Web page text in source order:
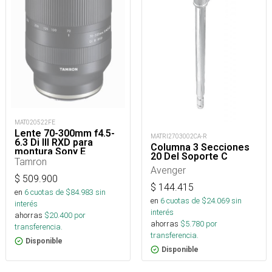
MAT020522FE
Lente 70-300mm f4.5-
6.3 Di III RXD para
montura Sony E
Tamron
$ 509.900
en 6cuotas de $84.983 sin
interés
ahorras $20.400 por
transferencia.
Disponible
MATRI2703002CA-R
Columna 3 Secciones
20 Del Soporte C
Avenger
$ 144.415
en 6cuotas de $24.069sin
interés
ahorras $5.780 por
transferencia.
Disponible